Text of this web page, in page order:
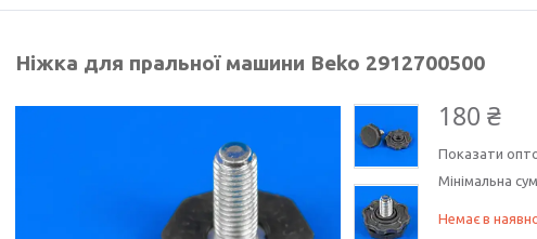
Ніжка для пральної машини Beko 2912700500
180 ₴
Показати
Мінімальна
Немає в